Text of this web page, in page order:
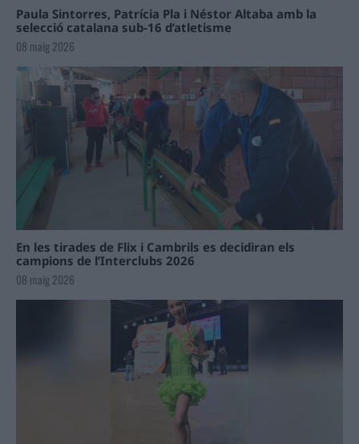
Paula Sintorres, Patrícia Pla i Néstor Altaba amb la
selecció catalana sub-16 d’atletisme
08 maig 2026
En les tirades de Flix i Cambrils es decidiran els
campions de l’Interclubs 2026
08 maig 2026